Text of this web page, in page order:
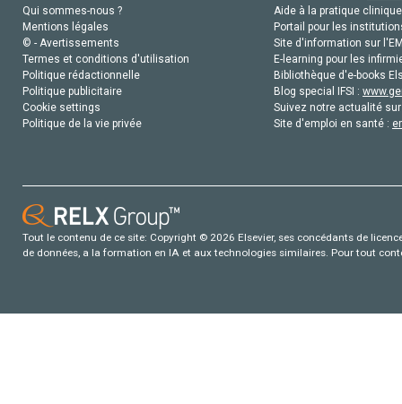
Qui sommes-nous ?
Mentions légales
© - Avertissements
Termes et conditions d'utilisation
Politique rédactionnelle
Politique publicitaire
Cookie settings
Politique de la vie privée
Aide à la pratique
Portail pour les
Site d'information sur
E-learning pour les
Bibliothèque d'e-books
Blog special IFSI :
Suivez notre actualité
Site d'emploi en santé :
Tout le contenu de ce site: Copyright © 2026 Elsevier, ses concédants de
de données, a la formation en IA et aux technologies similaires. Pour tout